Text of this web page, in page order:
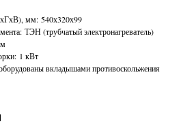
мм: 540х320х99
ТЭН (трубчатый электронагреватель)
1 кВт
вкладышами противоскольжения